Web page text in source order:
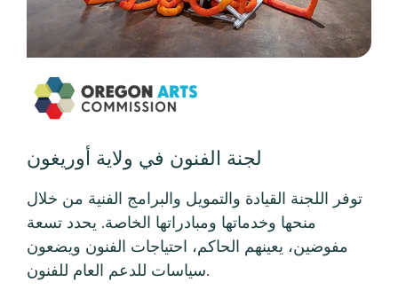
توفر اللجنة القيادة والتمويل والبرامج الفنية من خلال
منحها وخدماتها ومبادراتها الخاصة. يحدد تسعة
مفوضين، يعينهم الحاكم، احتياجات الفنون ويضعون
عرض الموقع